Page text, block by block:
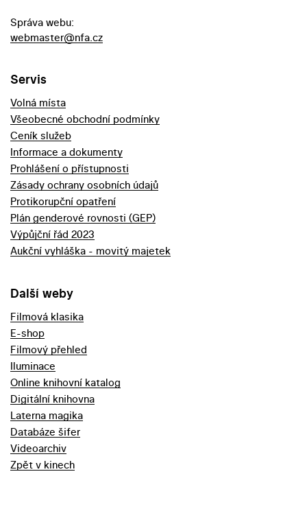
Správa webu:
webmaster@nfa.cz
Servis
Volná místa
Všeobecné obchodní podmínky
Ceník služeb
Informace a dokumenty
Prohlášení o přístupnosti
Zásady ochrany osobních údajů
Protikorupční opatření
Plán genderové rovnosti (GEP)
Výpůjční řád 2023
Aukční vyhláška - movitý majetek
Další weby
Filmová klasika
E-shop
Filmový přehled
Iluminace
Online knihovní katalog
Digitální knihovna
Laterna magika
Databáze šifer
Videoarchiv
Zpět v kinech